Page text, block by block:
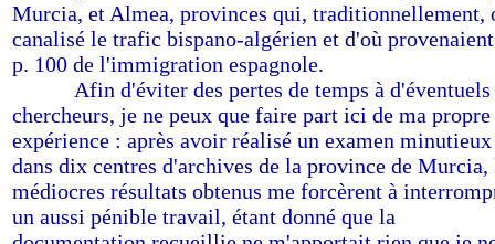
Murcia, et Almea, provinces qui, traditionnellement,
canalisé le trafic bispano-algérien et d'où
p. 100 de l'immigration espagnole.
Afin d'éviter des pertes de temps à d'éventuels
chercheurs, je ne peux que faire part ici de ma propre
expérience : après avoir réalisé un examen minutieux
dans dix centres d'archives de la province de Murcia,
médiocres résultats obtenus me forcèrent à
un aussi pénible travail, étant donné que la